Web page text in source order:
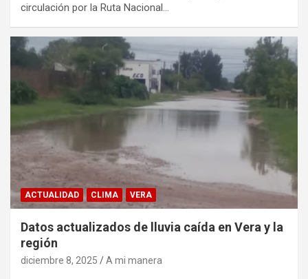
circulación por la Ruta Nacional…
ACTUALIDAD CLIMA VERA
Datos actualizados de lluvia caída en Vera y la
región
diciembre 8, 2025 A mi manera